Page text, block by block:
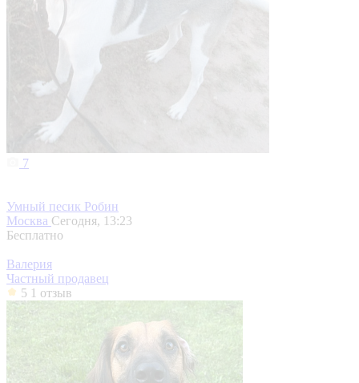
7
Умный песик Робин
Москва Сегодня, 13:23
Бесплатно
Валерия
Частный продавец
5 1 отзыв